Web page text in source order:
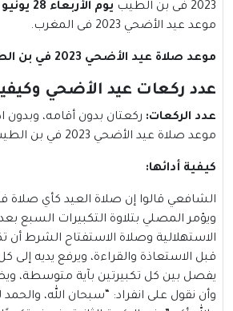
2023 فى بن الطيب
يوم الأربعاء 28 يونيو 2023
موعد عيد الأضحي 2023 فى المغرب.
موعد صلاة عيد الأضحي 2023 في بن الطيب | المغرب
عدد ركعات عيد الأضحي
عدد الركعات: ركعتان بدون أقامه، وبدون
موعد صلاة عيد الأضحي 2023 في بن الطيب | المغرب
كيفية أدائها:
الشافعي قالوا إن صلاة العيد كأي صلاة
ويؤمر المصلي بتلاوة التكبيرات السبع بعد
الاستهلالية وصلاة الاستفتاح الشرط أن
قبل الاستعاذة والقراءة، ويرفع يديه إلى
يفصل بين كل تكبيرتين بآية متوسطة،
وأن نقول على انفراد: “سبحان الله، والحمد